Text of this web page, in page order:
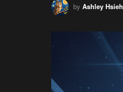
by Ashley Hsieh